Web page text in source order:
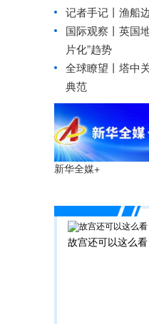
记者手记丨渔船
国际观察丨 英国
片化”趋势
全球瞭望丨塔中
典范
新华全媒+
故宫还可以这么看